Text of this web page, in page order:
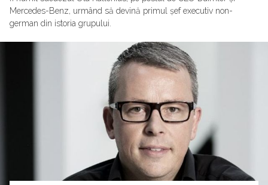
Mercedes-Benz, urmând să devină primul șef executiv non-
german din istoria grupului.